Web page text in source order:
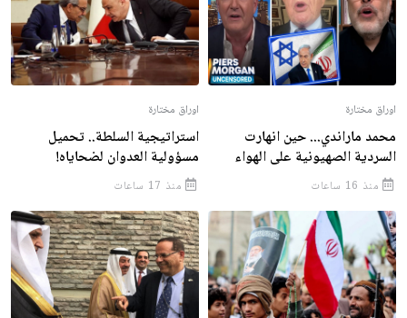
اوراق مختارة
محمد ماراندي... حين انهارت
السردية الصهيونية على الهواء
منذ 16 ساعات
اوراق مختارة
استراتيجية السلطة.. تحميل
مسؤولية العدوان لضحاياه!
منذ 17 ساعات